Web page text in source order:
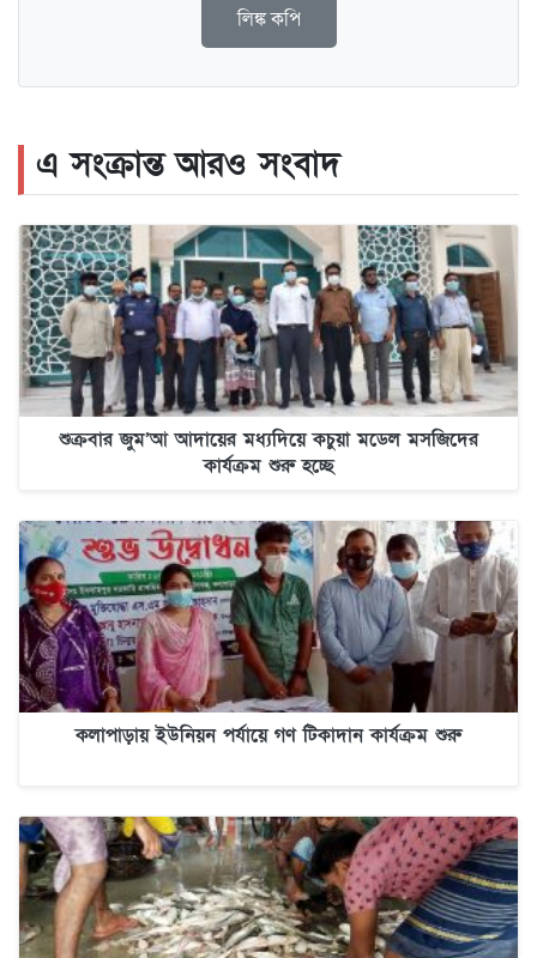
লিঙ্ক কপি
এ সংক্রান্ত আরও সংবাদ
শুক্রবার জুম’আ আদায়ের মধ্যদিয়ে কচুয়া মডেল মসজিদের
কার্যক্রম শুরু হচ্ছে
কলাপাড়ায় ইউনিয়ন পর্যায়ে গণ টিকাদান কার্যক্রম শুরু